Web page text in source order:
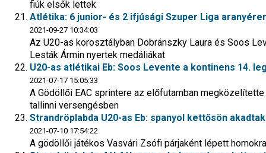
fiúk elsők lettek
Atlétika: 6 junior- és 2 ifjúsági Szuper Liga
2021-09-27 10:34:03
Az U20-as korosztályban Dobránszky Laura és Soos
Lesták Ármin nyertek medáliákat
U20-as atlétikai Eb: Soos Levente a kontinens 14.
2021-07-17 15:05:33
A Gödöllői EAC sprintere az előfutamban
tallinni versengésben
Strandröplabda U20-as Eb: spanyol kettősön
2021-07-10 17:54:22
A gödöllői játékos Vasvári Zsófi párjaként lépett